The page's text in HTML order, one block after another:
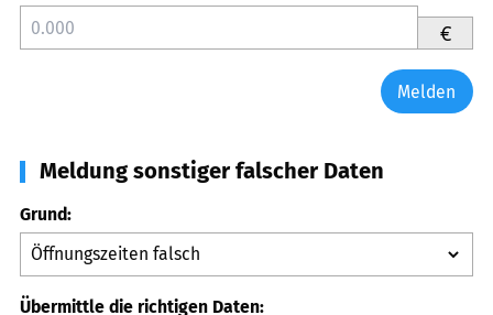
€
Melden
Meldung sonstiger falscher Daten
Grund:
Übermittle die richtigen Daten: